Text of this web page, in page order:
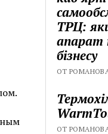
ТРЦ:
апарат
бізнесу
ОТ
ОТ